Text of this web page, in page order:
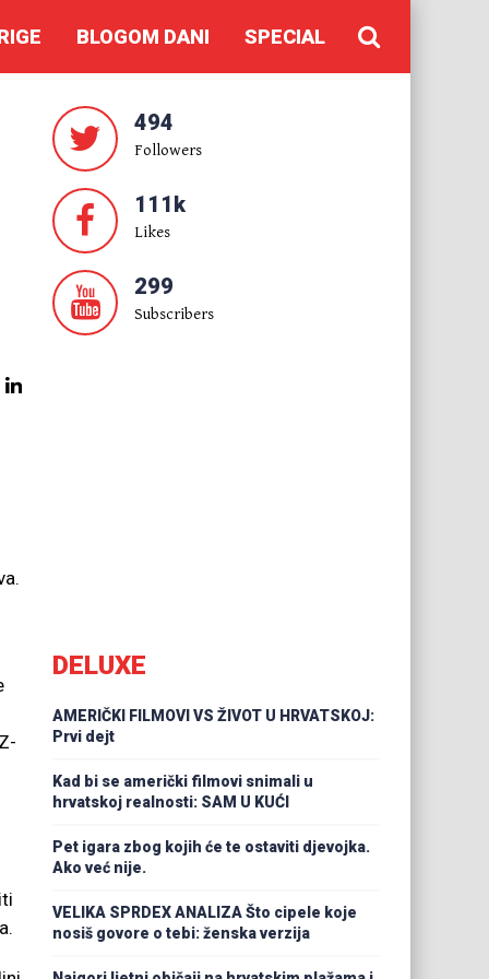
BLOGOM DANI SPECIAL
494
Followers
111k
Likes
299
Subscribers
DELUXE
AMERIČKI FILMOVI VS ŽIVOT U HRVATSKOJ:
Prvi dejt
Kad bi se američki filmovi snimali u
hrvatskoj realnosti: SAM U KUĆI
Pet igara zbog kojih će te ostaviti djevojka.
Ako već nije.
VELIKA SPRDEX ANALIZA Što cipele koje
nosiš govore o tebi: ženska verzija